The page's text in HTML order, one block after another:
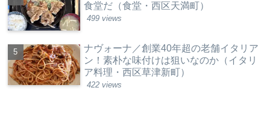
食堂だ（食堂・西区天満町）
499 views
ナヴォーナ／創業40年超の老舗イタリア
ン！素朴な味付けは狙いなのか（イタリ
ア料理・西区草津新町）
422 views